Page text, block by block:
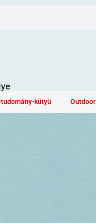
kütyü Outdoor